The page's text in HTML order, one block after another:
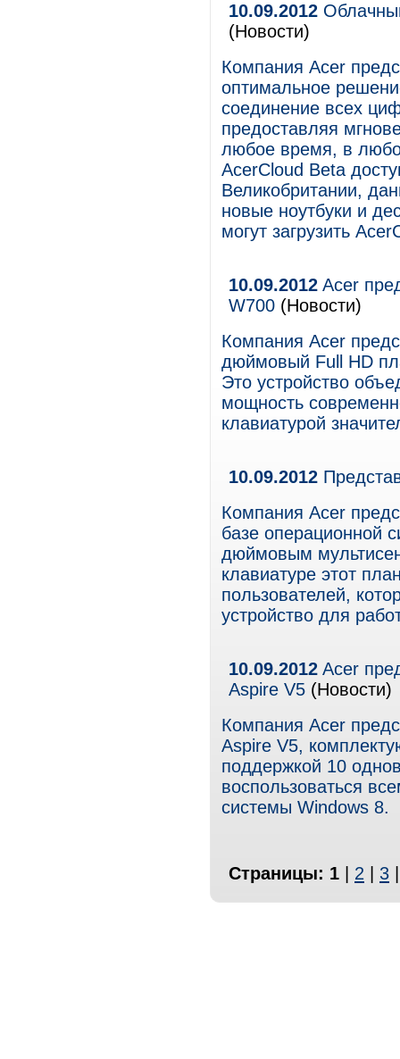
10.09.2012
(Новости)
Компания Acer
оптимальное
соединение всех
предоставляя
любое время, в
AcerCloud Beta
Великобритании,
новые ноутбуки и
могут загрузить
10.09.2012 Acer
W700 (Новости)
Компания Acer
дюймовый Full HD
Это устройство
мощность
клавиатурой
10.09.2012
Компания Acer
базе операционной
дюймовым
клавиатуре этот
пользователей,
устройство для
10.09.2012 Acer
Aspire V5 (Новости)
Компания Acer
Aspire V5,
поддержкой 10
воспользоваться
системы Windows 8.
Страницы: 1 2 3